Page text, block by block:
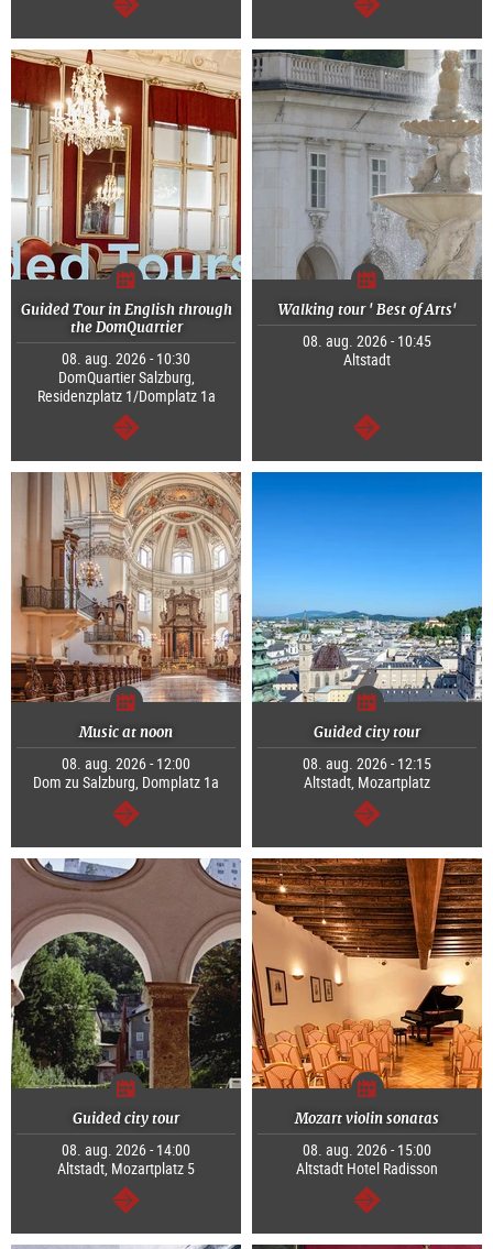
Tovább Tovább
Guided Tour in English through
the DomQuartier
08. aug. 2026 - 10:30
DomQuartier Salzburg,
Residenzplatz 1/Domplatz 1a
Tovább
Walking tour ' Best of Arts'
08. aug. 2026 - 10:45
Altstadt
Tovább
Music at noon
08. aug. 2026 - 12:00
Dom zu Salzburg, Domplatz 1a
Tovább
Guided city tour
08. aug. 2026 - 12:15
Altstadt, Mozartplatz
Tovább
Guided city tour
08. aug. 2026 - 14:00
Altstadt, Mozartplatz 5
Tovább
Mozart violin sonatas
08. aug. 2026 - 15:00
Altstadt Hotel Radisson
Tovább